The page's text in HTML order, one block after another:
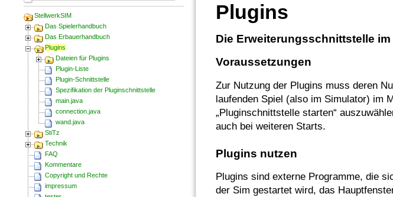
StellwerkSIM
Das Spielerhandbuch
Das Erbauerhandbuch
Plugins
Dateien für Plugins
Plugin-Liste
Plugin-Schnittstelle
Spezifikation der Pluginschnittstelle
main.java
connection.java
wand.java
StiTz
Technik
FAQ
Kommentare
Copyright und Rechte
impressum
Plugins
Die Erweiterungsschnittstelle im
Voraussetzungen
Zur Nutzung der Plugins muss deren
laufenden Spiel (also im Simulator) im
„Pluginschnittstelle starten“
auch bei weiteren Starts.
Plugins nutzen
Plugins sind externe Programme, die
der Sim gestartet wird, das